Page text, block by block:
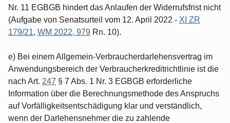
Nr. 11 EGBGB hindert das Anlaufen der Widerrufsfrist nicht
(Aufgabe von Senatsurteil vom 12. April 2022 - XI ZR
179/21, WM 2022, 979 Rn. 10).
e) Bei einem Allgemein-Verbraucherdarlehensvertrag im
Anwendungsbereich der Verbraucherkreditrichtlinie ist die
nach Art. 247 § 7 Abs. 1 Nr. 3 EGBGB erforderliche
Information über die Berechnungsmethode des Anspruchs
auf Vorfälligkeitsentschädigung klar und verständlich,
wenn der Darlehensnehmer die zu zahlende